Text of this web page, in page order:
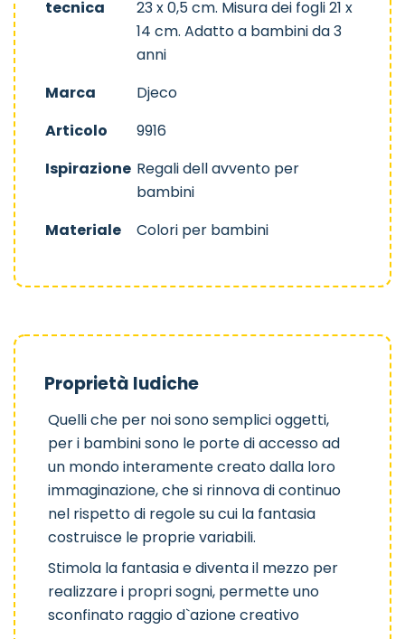
tecnica
23 x 0,5 cm. Misura dei fogli 21 x
14 cm. Adatto a bambini da 3
anni
Marca
Djeco
Articolo
9916
Ispirazione Regali dell avvento per
bambini
Materiale
Colori per bambini
Proprietà ludiche
Quelli che per noi sono semplici oggetti,
per i bambini sono le porte di accesso ad
un mondo interamente creato dalla loro
immaginazione, che si rinnova di continuo
nel rispetto di regole su cui la fantasia
costruisce le proprie variabili.
Stimola la fantasia e diventa il mezzo per
realizzare i propri sogni, permette uno
sconfinato raggio d`azione creativo